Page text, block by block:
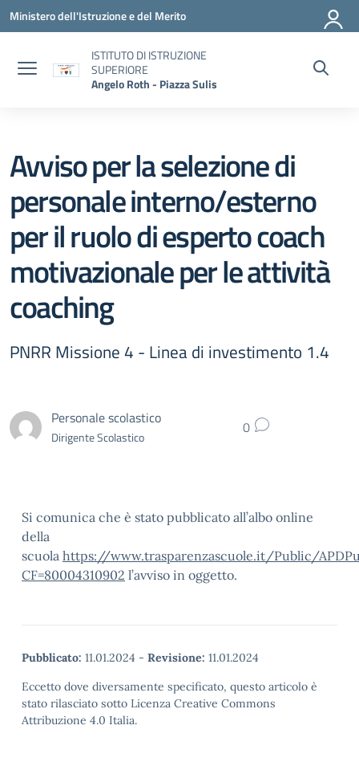
Vai ai contenuti
Vai al menu di navigazione
Vai al footer
Ministero dell'Istruzione e del Merito
ISTITUTO DI ISTRUZIONE
SUPERIORE
Angelo Roth - Piazza Sulis
Avviso per la selezione di
personale interno/esterno
per il ruolo di esperto coach
motivazionale per le attività
coaching
PNRR Missione 4 - Linea di investimento 1.4
Personale scolastico
Dirigente Scolastico 0
Si comunica che è stato pubblicato all’albo online
della
scuola https://www.trasparenzascuole.it/Public/
CF=80004310902 l’avviso in oggetto.
Pubblicato: 11.01.2024 - Revisione: 11.01.2024
Eccetto dove diversamente specificato, questo articolo è
stato rilasciato sotto Licenza Creative Commons
Attribuzione 4.0 Italia.